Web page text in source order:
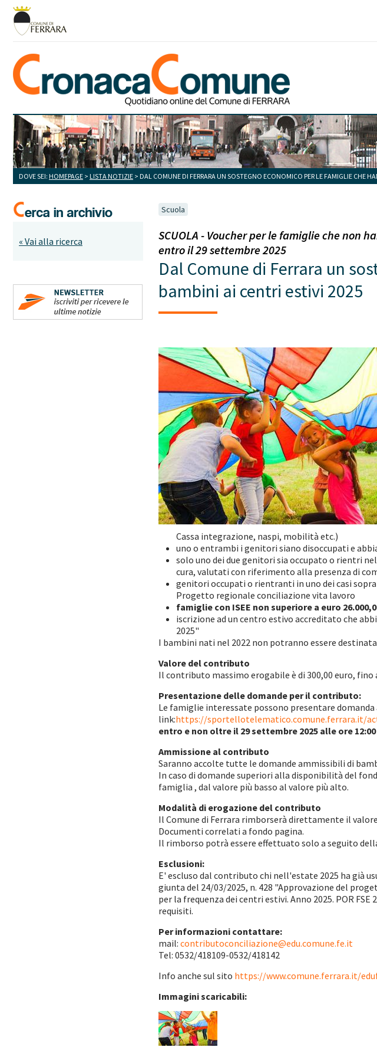
DOVE SEI: HOMEPAGE > LISTA NOTIZIE > DAL COMUNE DI FERRARA UN SOSTEGNO ECONOMICO PER LE FAMIGLIE CHE
« Vai alla ricerca
Scuola
SCUOLA - Voucher per le famiglie che non
entro il 29 settembre 2025
Dal Comune di Ferrara un
bambini ai centri estivi 2025
Cassa integrazione, naspi, mobilità etc.)
uno o entrambi i genitori siano disoccupati e
solo uno dei due genitori sia occupato o rientri
cura, valutati con riferimento alla presenza di
genitori occupati o rientranti in uno dei casi
Progetto regionale conciliazione vita lavoro
famiglie con ISEE non superiore a euro
iscrizione ad un centro estivo accreditato che
2025"
I bambini nati nel 2022 non potranno essere
Valore del contributo
Il contributo massimo erogabile è di 300,00 euro, fino
Presentazione delle domande per il contributo:
Le famiglie interessate possono presentare
link:https://sportellotelematico.comune.ferrara.it/
entro e non oltre il 29 settembre 2025 alle ore 12:00
Ammissione al contributo
Saranno accolte tutte le domande ammissibili di
In caso di domande superiori alla disponibilità del
famiglia , dal valore più basso al valore più alto.
Modalità di erogazione del contributo
Il Comune di Ferrara rimborserà direttamente il
Documenti correlati a fondo pagina.
Il rimborso potrà essere effettuato solo a seguito
Esclusioni:
E' escluso dal contributo chi nell'estate 2025 ha già
giunta del 24/03/2025, n. 428 "Approvazione del
per la frequenza dei centri estivi. Anno 2025. POR
requisiti.
Per informazioni contattare:
mail: contributoconciliazione@edu.comune.fe.it
Tel: 0532/418109-0532/418142
Info anche sul sito https://www.comune.ferrara.it/
Immagini scaricabili: